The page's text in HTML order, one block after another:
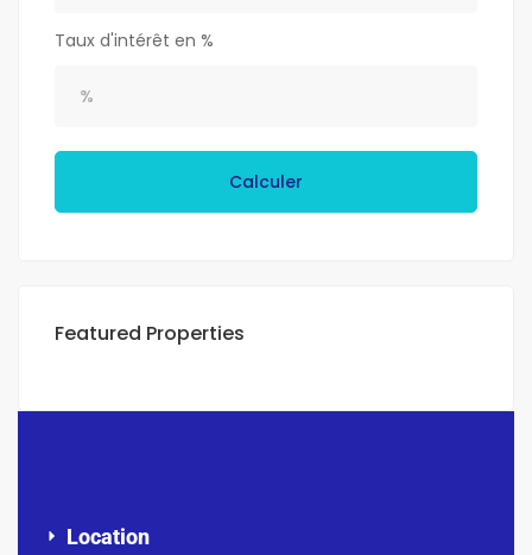
Taux d'intérêt en %
Calculer
Featured Properties
Location